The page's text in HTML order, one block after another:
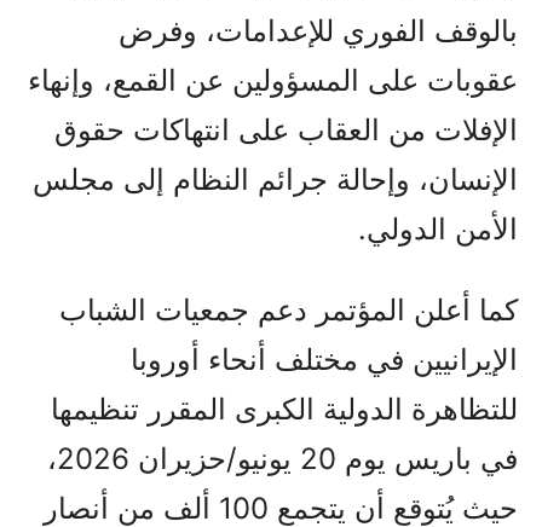
بالوقف الفوري للإعدامات، وفرض
عقوبات على المسؤولين عن القمع، وإنهاء
الإفلات من العقاب على انتهاكات حقوق
الإنسان، وإحالة جرائم النظام إلى مجلس
الأمن الدولي.
كما أعلن المؤتمر دعم جمعيات الشباب
الإيرانيين في مختلف أنحاء أوروبا
للتظاهرة الدولية الكبرى المقرر تنظيمها
في باريس يوم 20 يونيو/حزيران 2026،
حيث يُتوقع أن يتجمع 100 ألف من أنصار